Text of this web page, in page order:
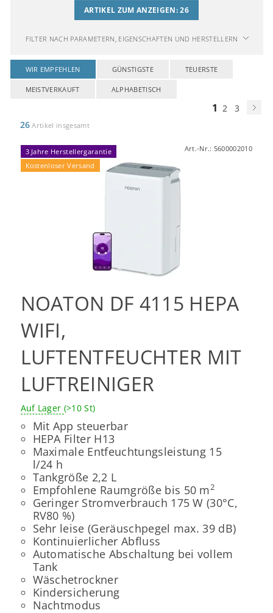
ARTIKEL ZUM ANZEIGEN:26
FILTER NACH PARAMETERN, EIGENSCHAFTEN UND HERSTELLERN
WIR EMPFEHLEN GÜNSTIGSTE TEUERSTE
MEISTVERKAUFT ALPHABETISCH
1 2
3
26 Artikel insgesamt
3 Jahre Herstellergarantie
Kostenloser Versand
Art.-Nr.: 5600002010
NOATON DF 4115 HEPA
WIFI,
LUFTENTFEUCHTER MIT
LUFTREINIGER
Auf Lager (>10 St)
Mit App steuerbar
HEPA Filter H13
Maximale Entfeuchtungsleistung 15
l/24 h
Tankgröße 2,2 L
Empfohlene Raumgröße bis 50 m2
Geringer Stromverbrauch 175 W (30°C,
RV80 %)
Sehr leise (Geräuschpegel max. 39 dB)
Kontinuierlicher Abfluss
Automatische Abschaltung bei vollem
Tank
Wäschetrockner
Kindersicherung
Nachtmodus